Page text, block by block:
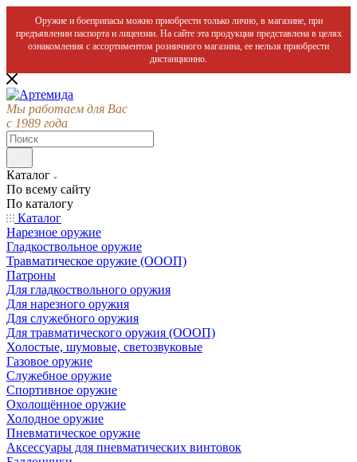
Оружие и боеприпасы можно приобрести только лично, в магазине, при
предъявлении паспорта и лицензии. На сайте эта продукция представлена в целях
ознакомления с ассортиментом розничного магазина, ее нельзя приобрести
дистанционно.
Мы работаем для Вас
с 1989 года
Каталог
По всему сайту
По каталогу
Каталог
Нарезное оружие
Гладкоствольное оружие
Травматическое оружие (ОООП)
Патроны
Для гладкоствольного оружия
Для нарезного оружия
Для служебного оружия
Для травматического оружия (ОООП)
Холостые, шумовые, светозвуковые
Газовое оружие
Служебное оружие
Спортивное оружие
Охолощённое оружие
Холодное оружие
Пневматическое оружие
Аксессуары для пневматических винтовок